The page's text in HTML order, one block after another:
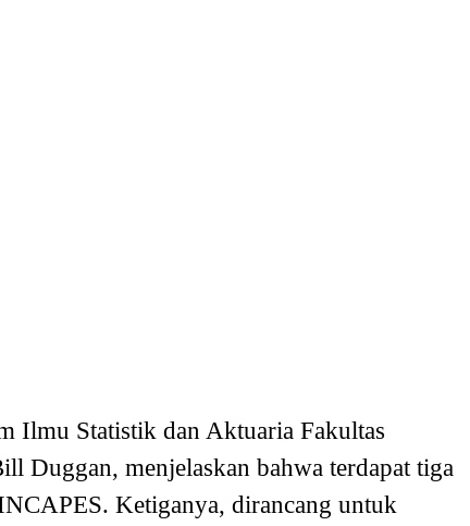
Ilmu Statistik dan Aktuaria Fakultas
Duggan, menjelaskan bahwa terdapat tiga
Ketiganya, dirancang untuk